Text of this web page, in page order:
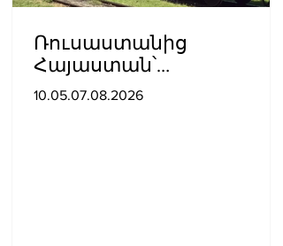
Ռուսաստանից
Հայաստան՝
Ադրբեջանով
10.05.07.08.2026